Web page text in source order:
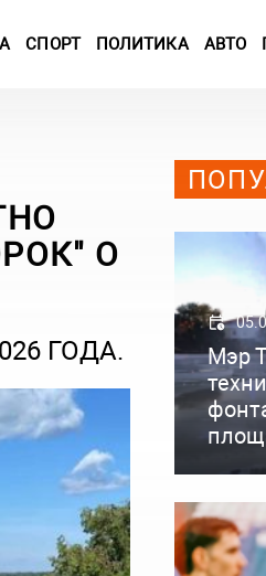
СПОРТ ПОЛИТИКА АВТО
О
ГОДА.
Мэр